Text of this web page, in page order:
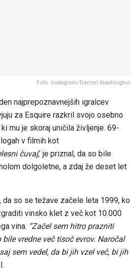
Foto: Instagram/Danzel Washington
najprepoznavnejših igralcev
za Esquire razkril svojo osebno
mu je skoraj uničila življenje. 69-
v filmih kot
čuvaj,’ je priznal, da so bile
dolgoletne, a zdaj že deset let
da so se težave začele leta 1999, ko
vinsko klet z več kot 10.000
vina. “Začel sem hitro prazniti
vredne več tisoč evrov. Naročal
sem vedel, da bi jih vzel več, bi jih